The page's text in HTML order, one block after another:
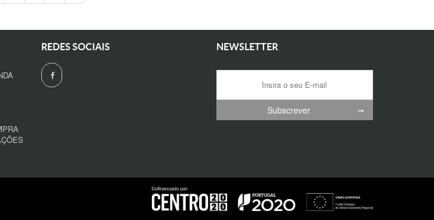
REDES SOCIAIS NEWSLETTER
Subscrever